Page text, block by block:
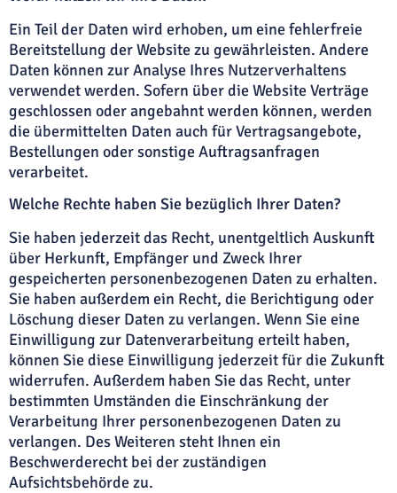
Ein Teil der Daten wird erhoben, um eine fehlerfreie
Bereitstellung der Website zu gewährleisten. Andere
Daten können zur Analyse Ihres Nutzerverhaltens
verwendet werden. Sofern über die Website Verträge
geschlossen oder angebahnt werden können, werden
die übermittelten Daten auch für Vertragsangebote,
Bestellungen oder sonstige Auftragsanfragen
verarbeitet.
Welche Rechte haben Sie bezüglich Ihrer Daten?
Sie haben jederzeit das Recht, unentgeltlich Auskunft
über Herkunft, Empfänger und Zweck Ihrer
gespeicherten personenbezogenen Daten zu erhalten.
Sie haben außerdem ein Recht, die Berichtigung oder
Löschung dieser Daten zu verlangen. Wenn Sie eine
Einwilligung zur Datenverarbeitung erteilt haben,
können Sie diese Einwilligung jederzeit für die Zukunft
widerrufen. Außerdem haben Sie das Recht, unter
bestimmten Umständen die Einschränkung der
Verarbeitung Ihrer personenbezogenen Daten zu
verlangen. Des Weiteren steht Ihnen ein
Beschwerderecht bei der zuständigen
Aufsichtsbehörde zu.